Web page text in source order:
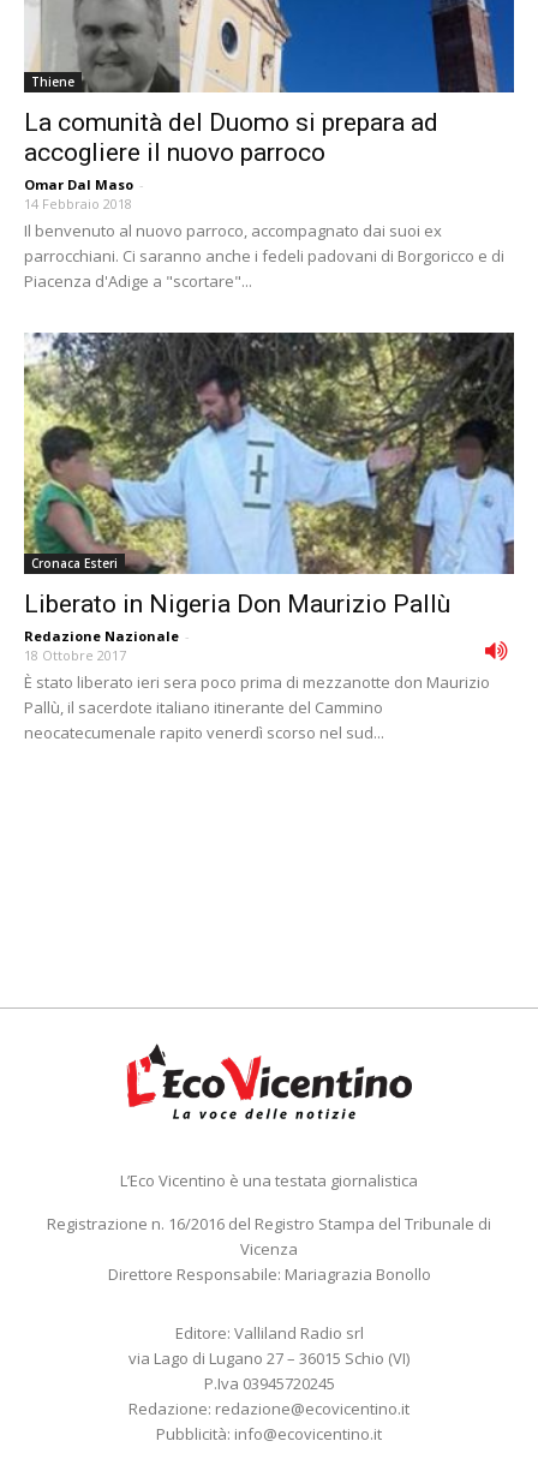
Thiene
La comunità del Duomo si prepara ad
accogliere il nuovo parroco
Omar Dal Maso -
14 Febbraio 2018
Il benvenuto al nuovo parroco, accompagnato dai suoi ex
parrocchiani. Ci saranno anche i fedeli padovani di Borgoricco e di
Piacenza d'Adige a "scortare"...
Cronaca Esteri
Liberato in Nigeria Don Maurizio Pallù
Redazione Nazionale -
18 Ottobre 2017
È stato liberato ieri sera poco prima di mezzanotte don Maurizio
Pallù, il sacerdote italiano itinerante del Cammino
neocatecumenale rapito venerdì scorso nel sud...
L’Eco Vicentino è una testata giornalistica
Registrazione n. 16/2016 del Registro Stampa del Tribunale di
Vicenza
Direttore Responsabile: Mariagrazia Bonollo
Editore: Valliland Radio srl
via Lago di Lugano 27 – 36015 Schio (VI)
P.Iva 03945720245
Redazione: redazione@ecovicentino.it
Pubblicità: info@ecovicentino.it